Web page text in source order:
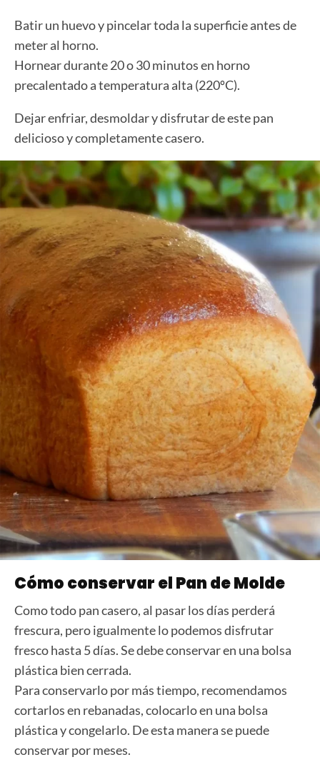
Batir un huevo y pincelar toda la superficie antes de
meter al horno.
Hornear durante 20 o 30 minutos en horno
precalentado a temperatura alta (220ºC).
Dejar enfriar, desmoldar y disfrutar de este pan
delicioso y completamente casero.
Cómo conservar el Pan de Molde
Como todo pan casero, al pasar los días perderá
frescura, pero igualmente lo podemos disfrutar
fresco hasta 5 días. Se debe conservar en una bolsa
plástica bien cerrada.
Para conservarlo por más tiempo, recomendamos
cortarlos en rebanadas, colocarlo en una bolsa
plástica y congelarlo. De esta manera se puede
conservar por meses.